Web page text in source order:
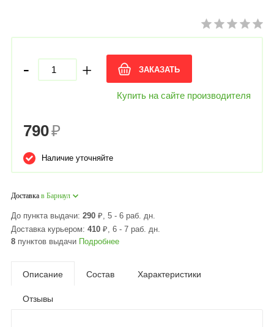
- + ЗАКАЗАТЬ
Купить на сайте производителя
790₽
Наличие уточняйте
Доставка в Барнаул
До пункта выдачи: 290 ₽, 5 - 6 раб. дн.
Доставка курьером: 410 ₽, 6 - 7 раб. дн.
8 пунктов выдачи Подробнее
Описание Состав Характеристики
Отзывы